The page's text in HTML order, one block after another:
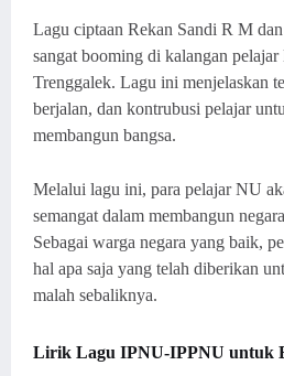
Lagu ciptaan Rekan Sandi R M
sangat booming di kalangan
Trenggalek. Lagu ini menjelaskan
berjalan, dan kontrubusi pelajar
membangun bangsa.
Melalui lagu ini, para pelajar NU
semangat dalam membangun
Sebagai warga negara yang baik,
hal apa saja yang telah diberikan
malah sebaliknya.
Lirik Lagu IPNU-IPPNU untuk